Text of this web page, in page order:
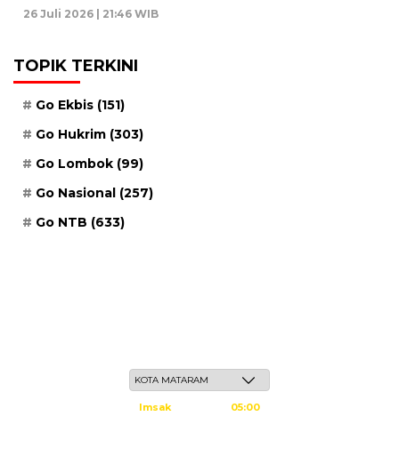
26 Juli 2026 | 21:46 WIB
TOPIK TERKINI
Go Ekbis (151)
Go Hukrim (303)
Go Lombok (99)
Go Nasional (257)
Go NTB (633)
Imsak 05:00